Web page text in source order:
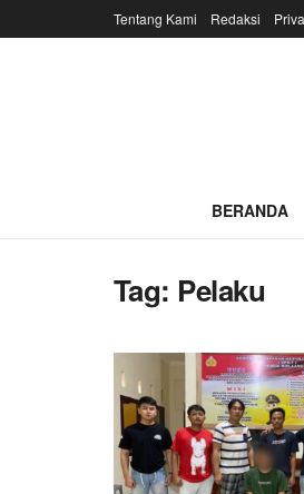
Tentang Kami Redaksi
BERANDA
Tag: Pelaku